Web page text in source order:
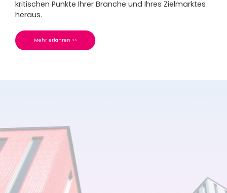
kritischen Punkte Ihrer Branche und Ihres Zielmarktes
heraus.
Mehr erfahren >>